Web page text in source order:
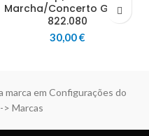
Marcha/Concerto Gewa
822.080
30,00€
em Configurações do
> Marcas